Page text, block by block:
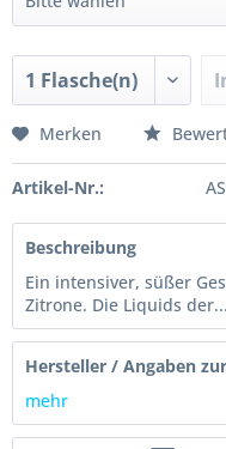
Merken
Artikel-Nr.:
Beschreibung
Ein intensiver, süßer
Zitrone. Die Liquids der...
Hersteller / Angaben
mehr